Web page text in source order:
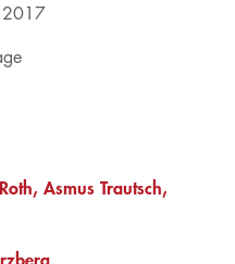
Asmus Trautsch